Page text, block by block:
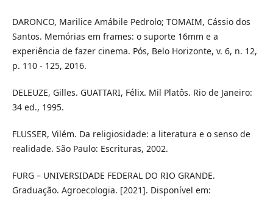
DARONCO, Marilice Amábile Pedrolo; TOMAIM, Cássio dos
Santos. Memórias em frames: o suporte 16mm e a
experiência de fazer cinema. Pós, Belo Horizonte, v. 6, n. 12,
p. 110 - 125, 2016.
DELEUZE, Gilles. GUATTARI, Félix. Mil Platôs. Rio de Janeiro:
34 ed., 1995.
FLUSSER, Vilém. Da religiosidade: a literatura e o senso de
realidade. São Paulo: Escrituras, 2002.
FURG – UNIVERSIDADE FEDERAL DO RIO GRANDE.
Graduação. Agroecologia. [2021]. Disponível em: